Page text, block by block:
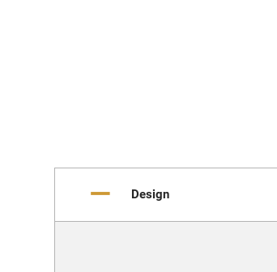
Design